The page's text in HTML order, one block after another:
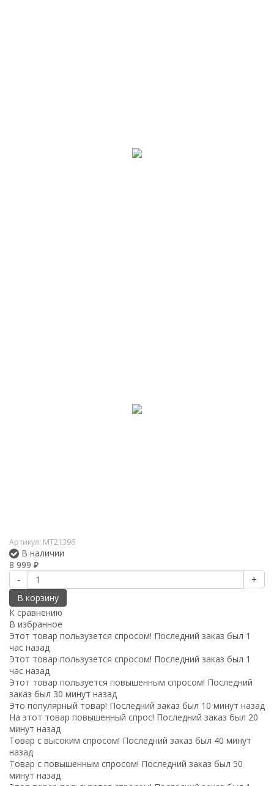
Артикул: MT21396
В наличии
8 999 ₽
-
+
В корзину
К сравнению
В избранное
Этот товар пользузется спросом! Последний заказ был 1
час назад
Этот товар пользузется спросом! Последний заказ был 1
час назад
Этот товар пользуется повышенным спросом! Последний
заказ был 30 минут назад
Это популярный товар! Последний заказ был 10 минут назад
На этот товар повышенный спрос! Последний заказ был 20
минут назад
Товар с высоким спросом! Последний заказ был 40 минут
назад
Товар с повышенным спросом! Последний заказ был 50
минут назад